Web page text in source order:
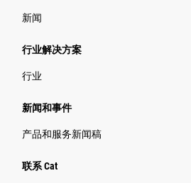
新闻
行业解决方案
行业
新闻和事件
产品和服务新闻稿
联系 Cat